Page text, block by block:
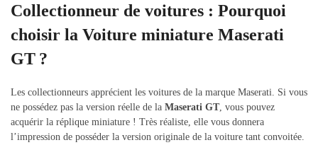
Collectionneur de voitures : Pourquoi
choisir la Voiture miniature Maserati
GT ?
Les collectionneurs apprécient les voitures de la marque Maserati. Si vous
ne possédez pas la version réelle de la Maserati GT, vous pouvez
acquérir la réplique miniature ! Très réaliste, elle vous donnera
l’impression de posséder la version originale de la voiture tant convoitée.